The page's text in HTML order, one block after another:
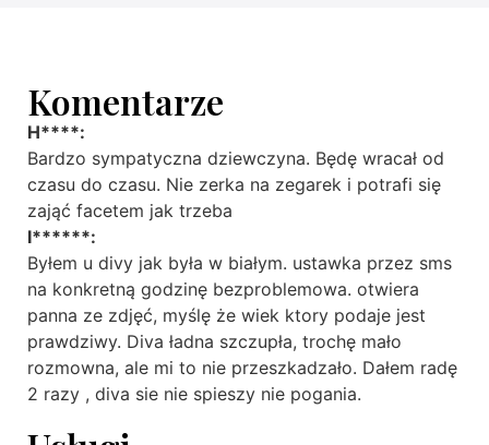
Komentarze
H****:
Bardzo sympatyczna dziewczyna. Będę wracał od
czasu do czasu. Nie zerka na zegarek i potrafi się
zająć facetem jak trzeba
I******:
Byłem u divy jak była w białym. ustawka przez sms
na konkretną godzinę bezproblemowa. otwiera
panna ze zdjęć, myślę że wiek ktory podaje jest
prawdziwy. Diva ładna szczupła, trochę mało
rozmowna, ale mi to nie przeszkadzało. Dałem radę
2 razy , diva sie nie spieszy nie pogania.